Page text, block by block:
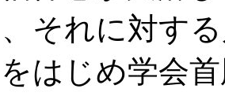
それに対す
はじめ学会